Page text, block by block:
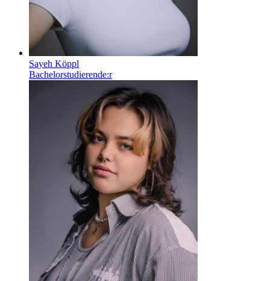
Sayeh Köppl
Bachelorstudierende:r